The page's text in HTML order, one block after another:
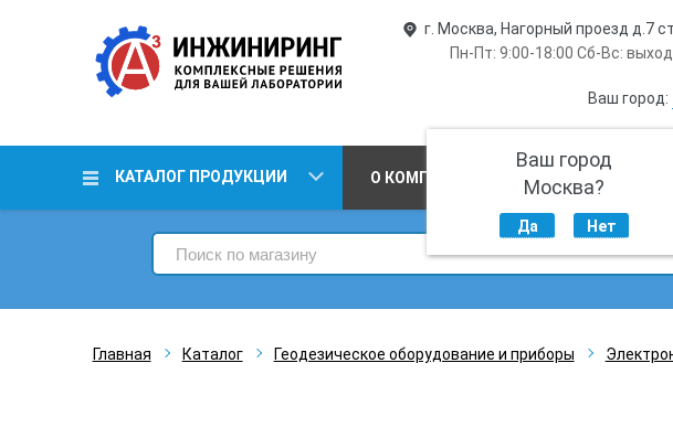
г. Москва, Нагорный проезд д.7
Пн-Пт: 9:00-18:00 Сб-Вс:
Ваш город:
Ваш город
Москва?
Да Нет
КАТАЛОГ ПРОДУКЦИИ О КОМПАНИИ ПРОИЗВОДСТВО
Главная Каталог Геодезическое оборудование и приборы